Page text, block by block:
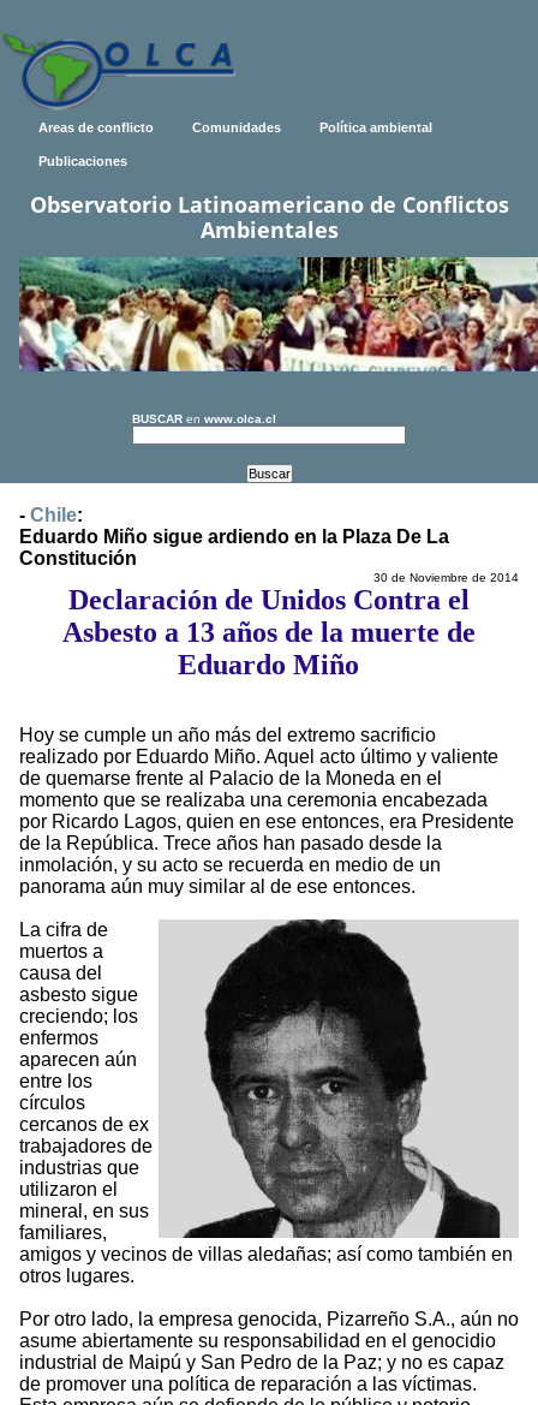
Areas de conflicto Comunidades Política ambiental
Publicaciones
Observatorio Latinoamericano de Conflictos
Ambientales
BUSCAR en www.olca.cl
- Chile:
Eduardo Miño sigue ardiendo en la Plaza De La
Constitución
30 de Noviembre de 2014
Declaración de Unidos Contra el
Asbesto a 13 años de la muerte de
Eduardo Miño
Hoy se cumple un año más del extremo sacrificio
realizado por Eduardo Miño. Aquel acto último y valiente
de quemarse frente al Palacio de la Moneda en el
momento que se realizaba una ceremonia encabezada
por Ricardo Lagos, quien en ese entonces, era Presidente
de la República. Trece años han pasado desde la
inmolación, y su acto se recuerda en medio de un
panorama aún muy similar al de ese entonces.
La cifra de
muertos a
causa del
asbesto sigue
creciendo; los
enfermos
aparecen aún
entre los
círculos
cercanos de ex
trabajadores de
industrias que
utilizaron el
mineral, en sus
familiares,
amigos y vecinos de villas aledañas; así como también en
otros lugares.
Por otro lado, la empresa genocida, Pizarreño S.A., aún no
asume abiertamente su responsabilidad en el genocidio
industrial de Maipú y San Pedro de la Paz; y no es capaz
de promover una política de reparación a las víctimas.